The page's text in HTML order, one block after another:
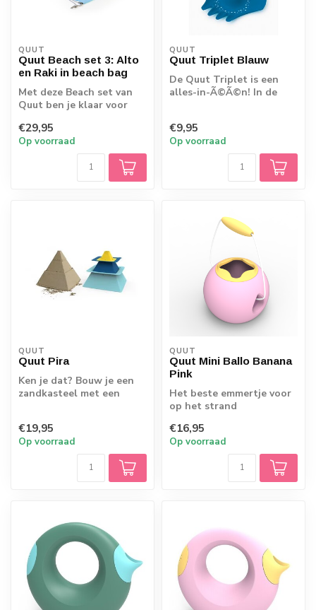
QUUT
Quut Beach set 3: Alto
en Raki in beach bag
Met deze Beach set van
Quut ben je klaar voor
Raki in ee...
€29,95
Op voorraad
QUUT
Quut Triplet Blauw
De Quut Triplet is een
alles-in-Ã©Ã©n! In de
€9,95
Op voorraad
QUUT
Quut Pira
Ken je dat? Bouw je een
zandkasteel met een
€19,95
Op voorraad
QUUT
Quut Mini Ballo Banana
Pink
Het beste emmertje voor
op het strand
€16,95
Op voorraad